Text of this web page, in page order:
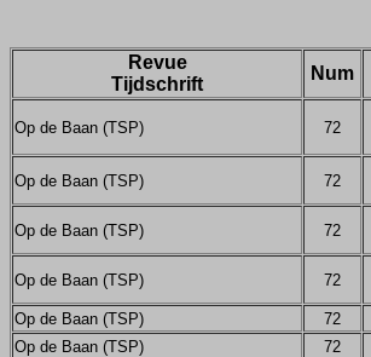
Revue
Tijdschrift
Num
Op de Baan (TSP) 72
Op de Baan (TSP) 72
Op de Baan (TSP) 72
Op de Baan (TSP) 72
Op de Baan (TSP) 72
Op de Baan (TSP)
72